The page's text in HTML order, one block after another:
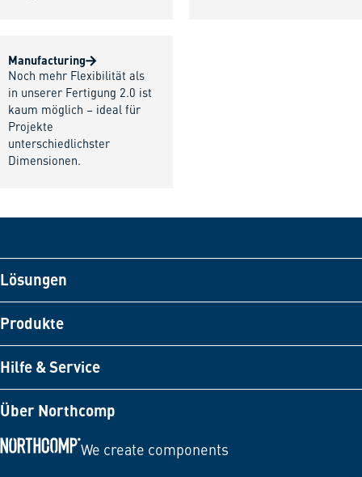
Manufacturing
Noch mehr Flexibilität als
in unserer Fertigung 2.0 ist
kaum möglich – ideal für
Projekte
unterschiedlichster
Dimensionen.
Lösungen
Produkte
Hilfe & Service
Über Northcomp
We create components